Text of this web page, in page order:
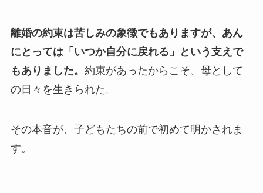
離婚の約束は苦しみの象徴でもありますが、あん
にとっては「いつか自分に戻れる」という支えで
もありました。 約束があったからこそ、母として
の日々を生きられた。
その本音が、子どもたちの前で初めて明かされま
す。